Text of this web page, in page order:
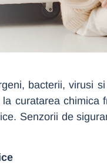
bacterii, virusi
curatarea
Senzorii de